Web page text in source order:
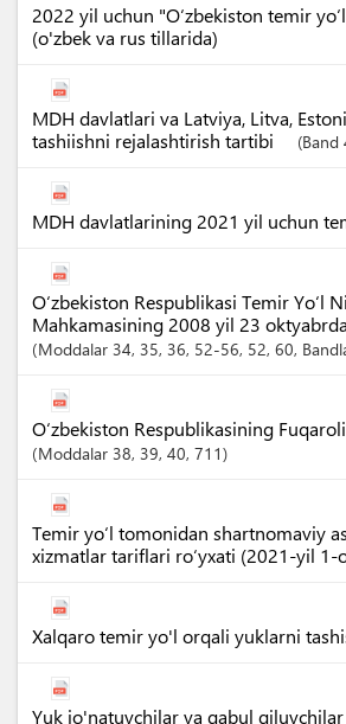
2022 yil uchun "O‘zbekiston temir
(o'zbek va rus tillarida)
MDH davlatlari va Latviya, Litva,
tashiishni rejalashtirish tartibi
(Band
MDH davlatlarining 2021 yil uchun
O‘zbekiston Respublikasi Temir Yo‘l
Mahkamasining 2008 yil 23
Moddalar 34, 35, 36, 52-56, 52, 60,
O‘zbekiston Respublikasining
Moddalar 38, 39, 40, 711
Temir yo‘l tomonidan shartnomaviy
xizmatlar tariflari ro‘yxati (2021-yil 1-
Xalqaro temir yo'l orqali yuklarni
Yuk jo'natuvchilar va qabul